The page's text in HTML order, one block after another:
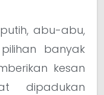
abu-abu,
banyak
kesan
dipadukan